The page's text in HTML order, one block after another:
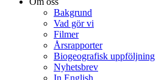
Bakgrund
Vad gör vi
Filmer
Årsrapporter
Biogeografisk uppföljning
Nyhetsbrev
In English